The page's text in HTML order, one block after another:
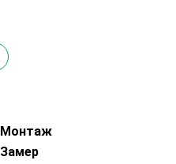
Монтаж
Замер